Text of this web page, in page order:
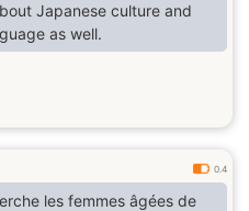
Japanese culture and
as well.
0.4
les femmes âgées de